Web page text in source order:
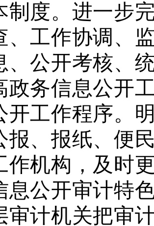
制度。进一步
、工作协调、
、公开考核、
政务信息公开
开工作程序。
报、报纸、便
作机构，及时
息公开审计特
审计机关把审